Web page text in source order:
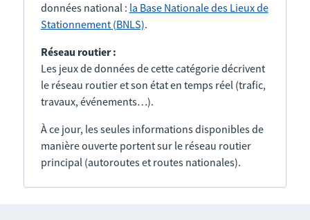
données national : la Base Nationale des Lieux de
Stationnement (BNLS).
Réseau routier :
Les jeux de données de cette catégorie décrivent
le réseau routier et son état en temps réel (trafic,
travaux, événements…).
À ce jour, les seules informations disponibles de
manière ouverte portent sur le réseau routier
principal (autoroutes et routes nationales).